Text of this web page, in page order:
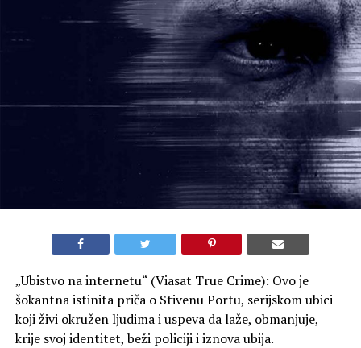
„Ubistvo na internetu“ (Viasat True Crime): Ovo je
šokantna istinita priča o Stivenu Portu, serijskom ubici
koji živi okružen ljudima i uspeva da laže, obmanjuje,
krije svoj identitet, beži policiji i iznova ubija.